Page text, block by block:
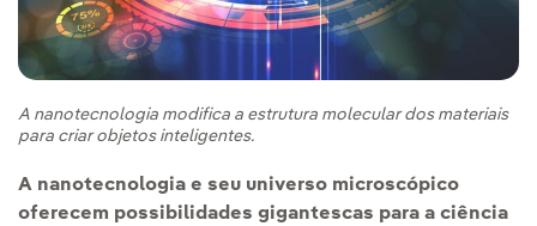
A nanotecnologia modifica a estrutura molecular dos materiais
para criar objetos inteligentes.
A nanotecnologia e seu universo microscópico
oferecem possibilidades gigantescas para a ciência